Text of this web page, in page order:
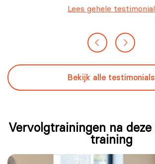
Lees gehele testimonial
Bekijk alle testimonials
Vervolgtrainingen na deze
training